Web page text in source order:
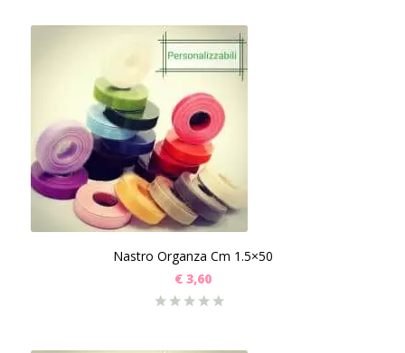
Nastro Organza Cm 1.5×50
€ 3,60